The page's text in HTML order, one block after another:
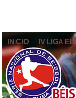
INICIO IV LIGA